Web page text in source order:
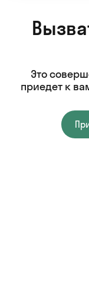
Это
приедет к